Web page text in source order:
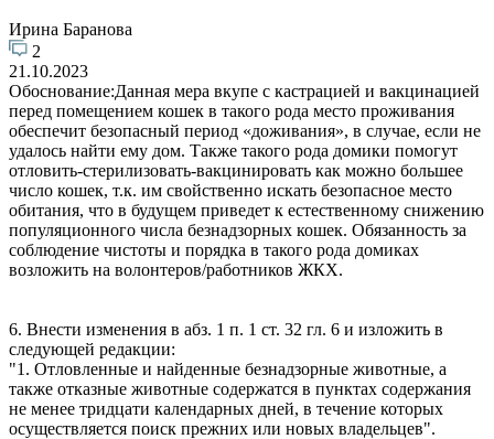
Ирина Баранова
2
21.10.2023
Обоснование:Данная мера вкупе с кастрацией и вакцинацией
перед помещением кошек в такого рода место проживания
обеспечит безопасный период «доживания», в случае, если не
удалось найти ему дом. Также такого рода домики помогут
отловить-стерилизовать-вакцинировать как можно большее
число кошек, т.к. им свойственно искать безопасное место
обитания, что в будущем приведет к естественному снижению
популяционного числа безнадзорных кошек. Обязанность за
соблюдение чистоты и порядка в такого рода домиках
возложить на волонтеров/работников ЖКХ.
6. Внести изменения в абз. 1 п. 1 ст. 32 гл. 6 и изложить в
следующей редакции:
"1. Отловленные и найденные безнадзорные животные, а
также отказные животные содержатся в пунктах содержания
не менее тридцати календарных дней, в течение которых
осуществляется поиск прежних или новых владельцев".